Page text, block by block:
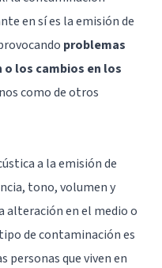
en sí es la emisión de
problemas
los cambios en los
como de otros
a la emisión de
tono, volumen y
alteración en el medio o
de contaminación es
personas que viven en